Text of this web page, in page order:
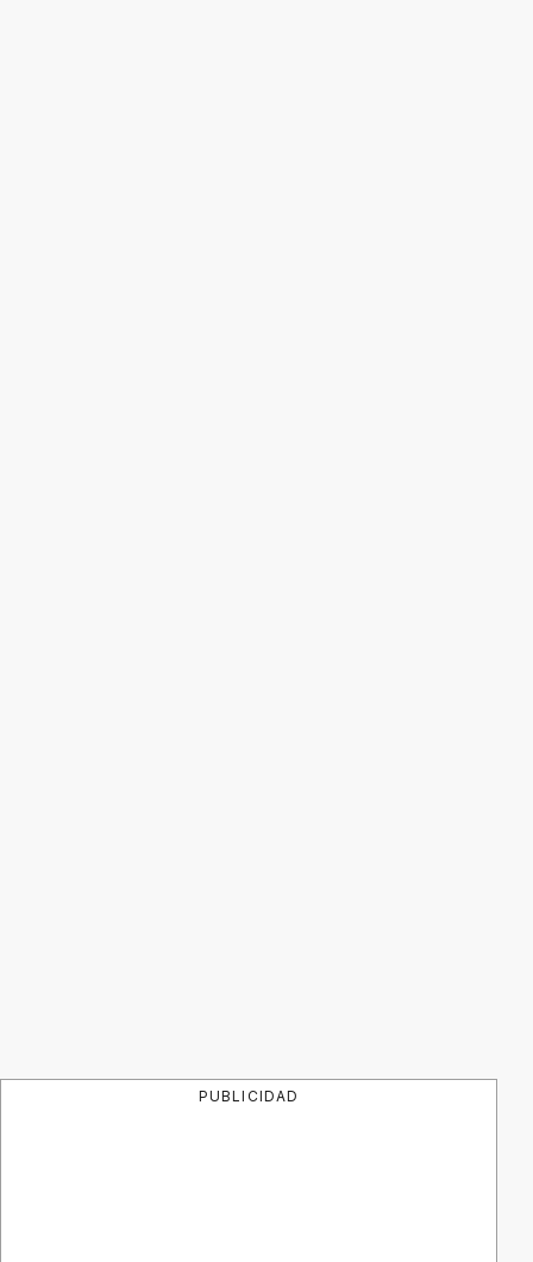
PUBLICIDAD